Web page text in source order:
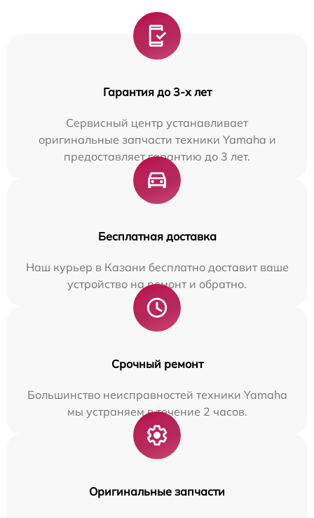
Гарантия до 3-х лет
Сервисный центр устанавливает
оригинальные запчасти техники Yamaha и
предоставляет гарантию до 3 лет.
Бесплатная доставка
Наш курьер в Казани бесплатно доставит ваше
устройство на ремонт и обратно.
Срочный ремонт
Большинство неисправностей техники Yamaha
мы устраняем в течение 2 часов.
Оригинальные запчасти